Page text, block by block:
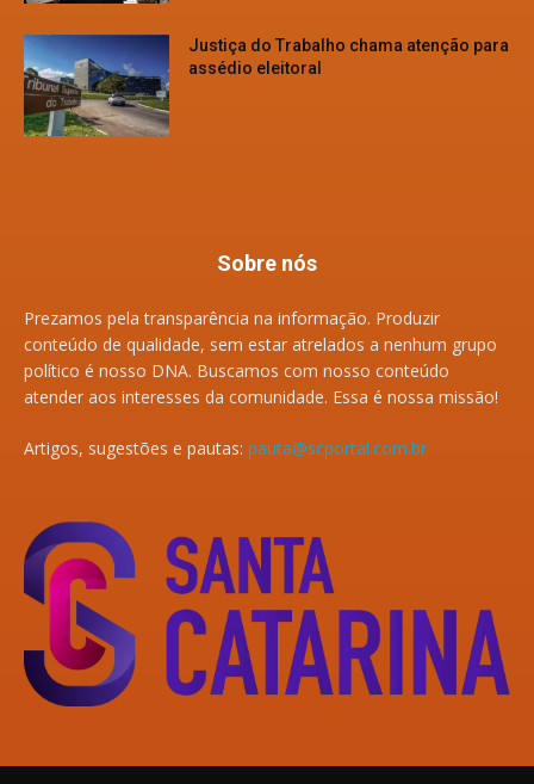
Justiça do Trabalho chama atenção para
assédio eleitoral
Sobre nós
Prezamos pela transparência na informação. Produzir
conteúdo de qualidade, sem estar atrelados a nenhum grupo
político é nosso DNA. Buscamos com nosso conteúdo
atender aos interesses da comunidade. Essa é nossa missão!
Artigos, sugestões e pautas: pauta@scportal.com.br